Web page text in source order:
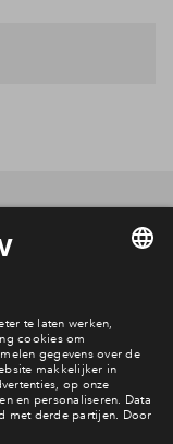
aan
nieuws en